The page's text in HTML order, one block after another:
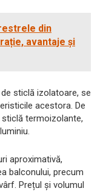
din
avantaje și
sticlă izolatoare, se
acestora. De
termoizolante,
aproximativă,
balconului, precum
Prețul și volumul